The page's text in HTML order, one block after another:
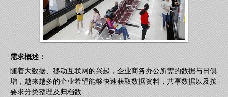
需求概述：
随着大数据、移动互联网的兴起，企业商务办公所需的数据与日俱
增，越来越多的企业希望能够快速获取数据资料，共享数据以及按
要求分类整理及归档数...